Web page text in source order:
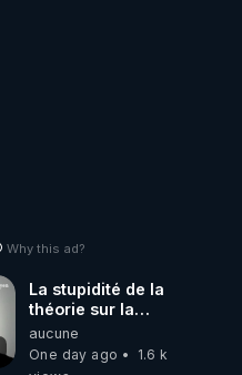
Why this ad?
La stupidité de la
théorie sur la
responsabilité de
l’homme
concernant le
aucune
One day ago
1.6 k